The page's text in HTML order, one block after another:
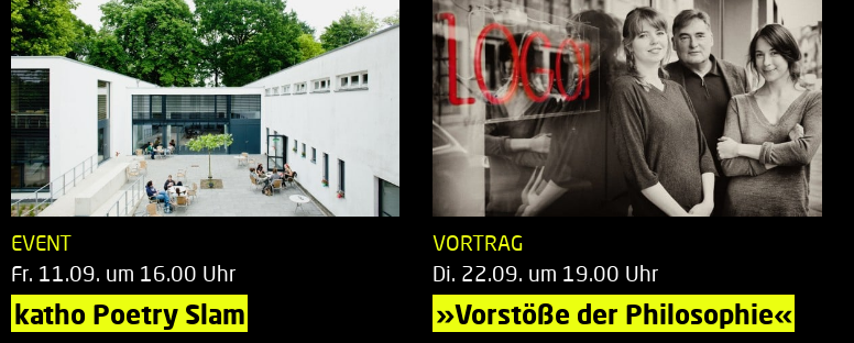
EVENT
Fr. 11.09. um 16.00 Uhr
katho Poetry Slam
VORTRAG
Di. 22.09. um 19.00 Uhr
»Vorstöße der Philosophie«